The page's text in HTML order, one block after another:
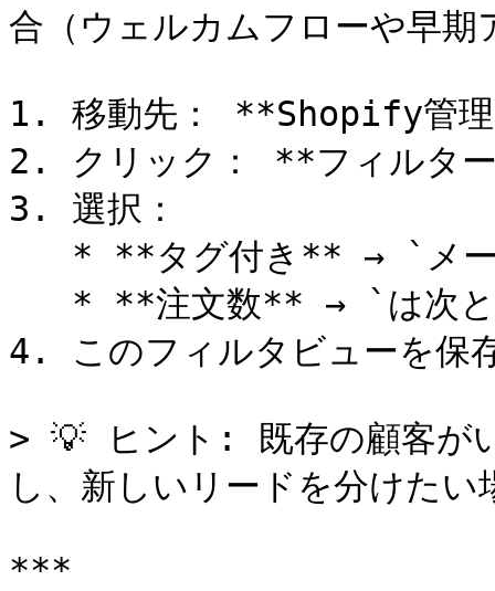
合（ウェルカムフローや早期
1. 移動先： **Shopify管
2. クリック： **フィルタ
3. 選択：
4. このフィルタビューを保
> 💡 ヒント: 既存の顧客が
し、新しいリードを分けた
***